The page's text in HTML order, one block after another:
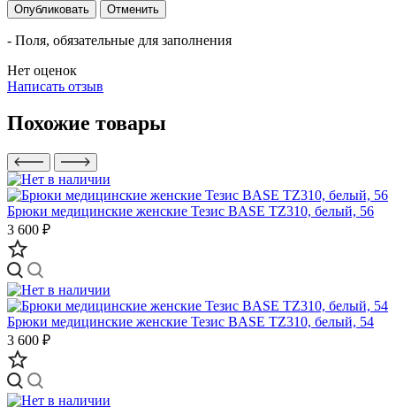
Опубликовать Отменить
- Поля, обязательные для заполнения
Нет оценок
Написать отзыв
Похожие товары
Брюки медицинские женские Тезис BASE TZ310, белый, 56
3 600 ₽
Брюки медицинские женские Тезис BASE TZ310, белый, 54
3 600 ₽